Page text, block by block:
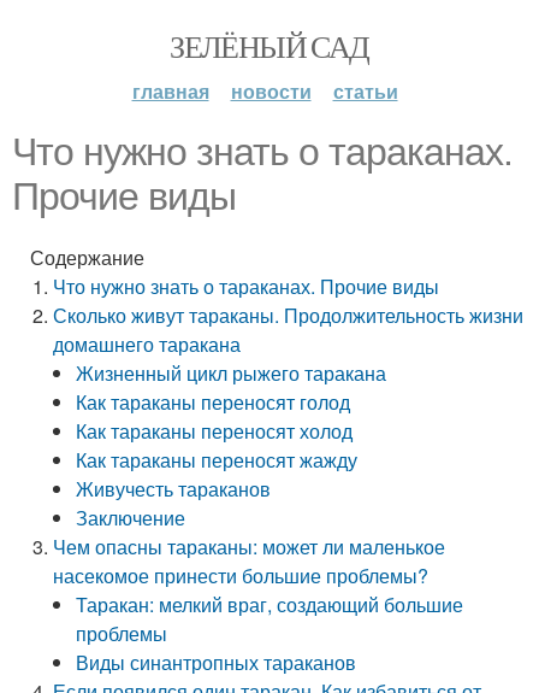
ЗЕЛЁНЫЙ САД
главная новости статьи
Что нужно знать о тараканах.
Прочие виды
Содержание
Что нужно знать о тараканах. Прочие виды
Сколько живут тараканы. Продолжительность жизни
домашнего таракана
Жизненный цикл рыжего таракана
Как тараканы переносят голод
Как тараканы переносят холод
Как тараканы переносят жажду
Живучесть тараканов
Заключение
Чем опасны тараканы: может ли маленькое
насекомое принести большие проблемы?
Таракан: мелкий враг, создающий большие
проблемы
Виды синантропных тараканов